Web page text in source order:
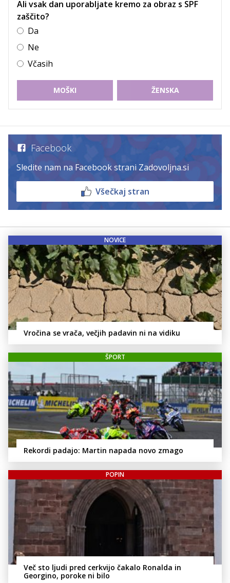
Ali vsak dan uporabljate kremo za obraz s SPF
zaščito?
Da
Ne
Včasih
MOŠKI ŽENSKA
Facebook
Sledite nam na Facebook strani Zadovoljna.si
Všečkaj stran
NOVICE
Vročina se vrača, večjih padavin ni na vidiku
ŠPORT
Rekordi padajo: Martin napada novo zmago
POPIN
Več sto ljudi pred cerkvijo čakalo Ronalda in
Georgino, poroke ni bilo